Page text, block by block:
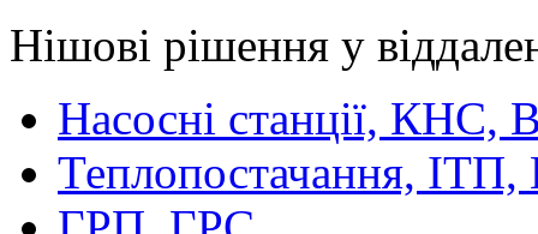
Нішові рішення у
Насосні станції, КНС,
Теплопостачання,